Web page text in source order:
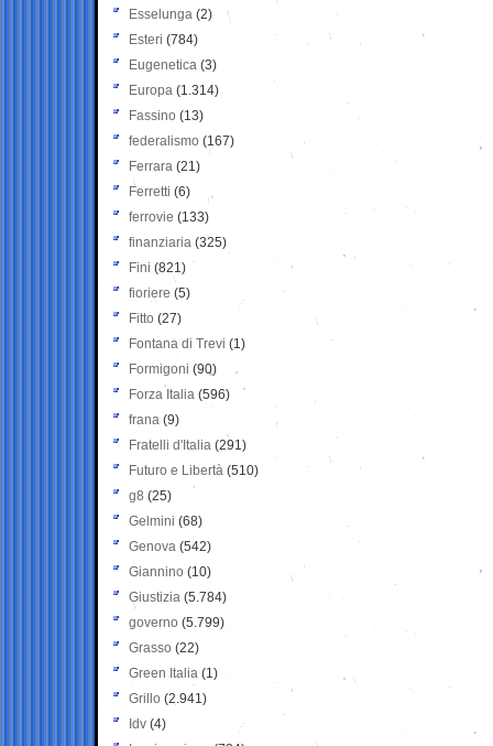
Esselunga (2)
Esteri (784)
Eugenetica (3)
Europa (1.314)
Fassino (13)
federalismo (167)
Ferrara (21)
Ferretti (6)
ferrovie (133)
finanziaria (325)
Fini (821)
fioriere (5)
Fitto (27)
Fontana di Trevi (1)
Formigoni (90)
Forza Italia (596)
frana (9)
Fratelli d'Italia (291)
Futuro e Libertà (510)
g8 (25)
Gelmini (68)
Genova (542)
Giannino (10)
Giustizia (5.784)
governo (5.799)
Grasso (22)
Green Italia (1)
Grillo (2.941)
Idv (4)